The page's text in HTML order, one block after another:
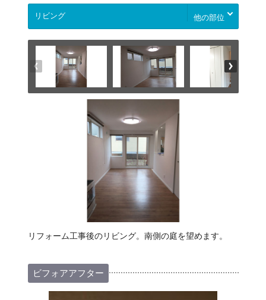
他の部位
リフォーム工事後のリビング。南側の庭を望めます。
ビフォアアフター